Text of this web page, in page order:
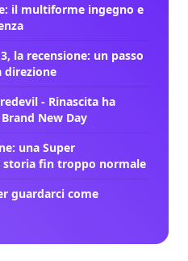
il multiforme ingegno e
la recensione: un passo
direzione
- Rinascita ha
New Day
una Super
storia fin troppo normale
guardarci come